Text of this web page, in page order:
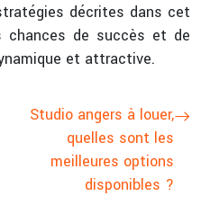
décrites dans cet
chances de succès et de
et attractive.
Studio angers à louer,
quelles sont les
meilleures options
disponibles ?